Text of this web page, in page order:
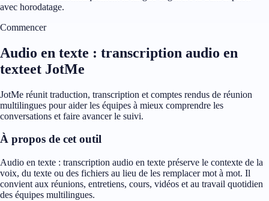
avec horodatage.
Commencer
Audio en texte : transcription audio en
texteet JotMe
JotMe réunit traduction, transcription et comptes rendus de réunion
multilingues pour aider les équipes à mieux comprendre les
conversations et faire avancer le suivi.
À propos de cet outil
Audio en texte : transcription audio en texte préserve le contexte de la
voix, du texte ou des fichiers au lieu de les remplacer mot à mot. Il
convient aux réunions, entretiens, cours, vidéos et au travail quotidien
des équipes multilingues.